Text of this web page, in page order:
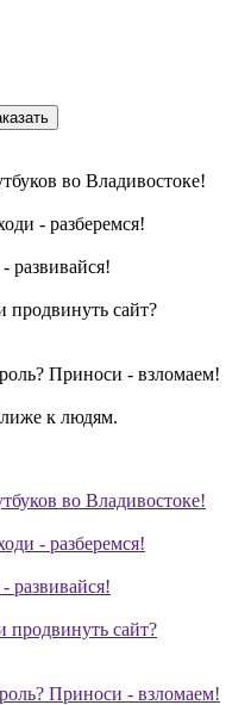
во Владивостоке!
- разберемся!
развивайся!
продвинуть сайт?
Приноси - взломаем!
к людям.
во Владивостоке!
- разберемся!
развивайся!
продвинуть сайт?
Приноси - взломаем!